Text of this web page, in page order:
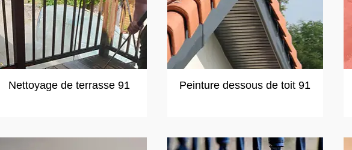
Nettoyage de terrasse 91 Peinture dessous de toit 91